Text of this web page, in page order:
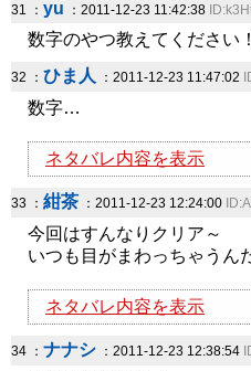
31 ： yu ：2011-12-23 11:42:38
数字のやつ教えてください
32 ： ひま人 ：2011-12-23 11:47:02
数字…
ネタバレ内容を表示
33 ： 紺茶 ：2011-12-23 12:24:00
今回はすんなりクリア～
いつも目がまわっちゃうん
ネタバレ内容を表示
34 ： ナナシ ：2011-12-23 12:38:54